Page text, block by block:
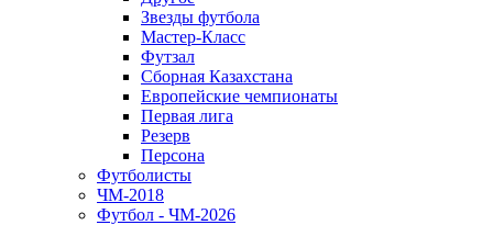
Звезды футбола
Мастер-Класс
Футзал
Сборная Казахстана
Европейские чемпионаты
Первая лига
Резерв
Персона
Футболисты
ЧМ-2018
Футбол - ЧМ-2026